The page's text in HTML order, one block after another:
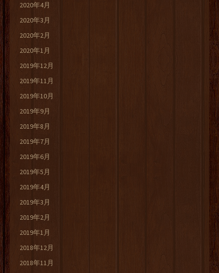
2020年4月
2020年3月
2020年2月
2020年1月
2019年12月
2019年11月
2019年10月
2019年9月
2019年8月
2019年7月
2019年6月
2019年5月
2019年4月
2019年3月
2019年2月
2019年1月
2018年12月
2018年11月